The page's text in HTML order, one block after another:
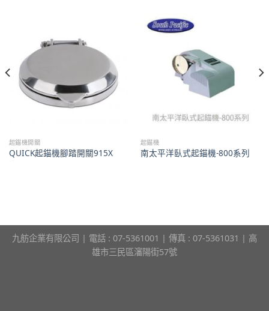
起錨機開關
QUICK起錨機腳踏開關915X
起錨機
南太平洋臥式起錨機-800系列
九舫企業有限公司 | 電話 : 07-5361001 | 傳真 : 07-5361031 | 高
雄市三民區瀋陽街57號